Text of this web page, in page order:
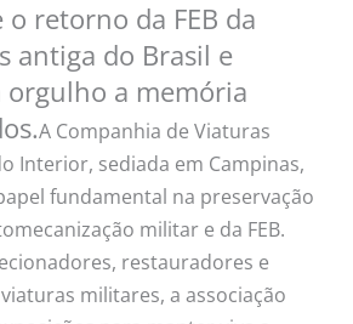
retorno da FEB da
antiga do Brasil e
orgulho a memória
A Companhia de Viaturas
Interior, sediada em Campinas,
fundamental na preservação
militar e da FEB.
restauradores e
militares, a associação